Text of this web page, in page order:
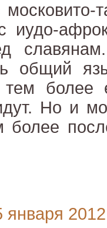
иудо-
общий
более
Но и
января